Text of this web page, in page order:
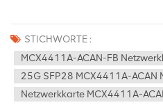
STICHWORTE :
MCX4411A-ACAN-FB
25G SFP28 MCX4411A-ACAN
Netzwerkkarte MCX4411A-